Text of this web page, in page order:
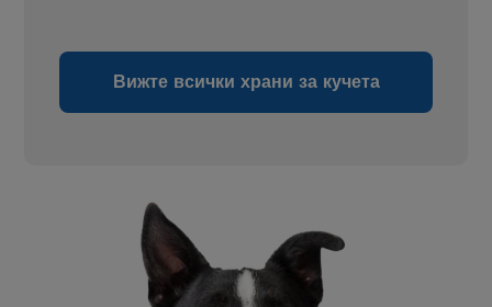
Вижте всички храни за кучета